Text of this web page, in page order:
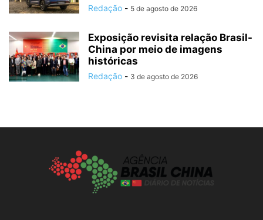
Redação - 5 de agosto de 2026
Exposição revisita relação Brasil-
China por meio de imagens
históricas
Redação - 3 de agosto de 2026